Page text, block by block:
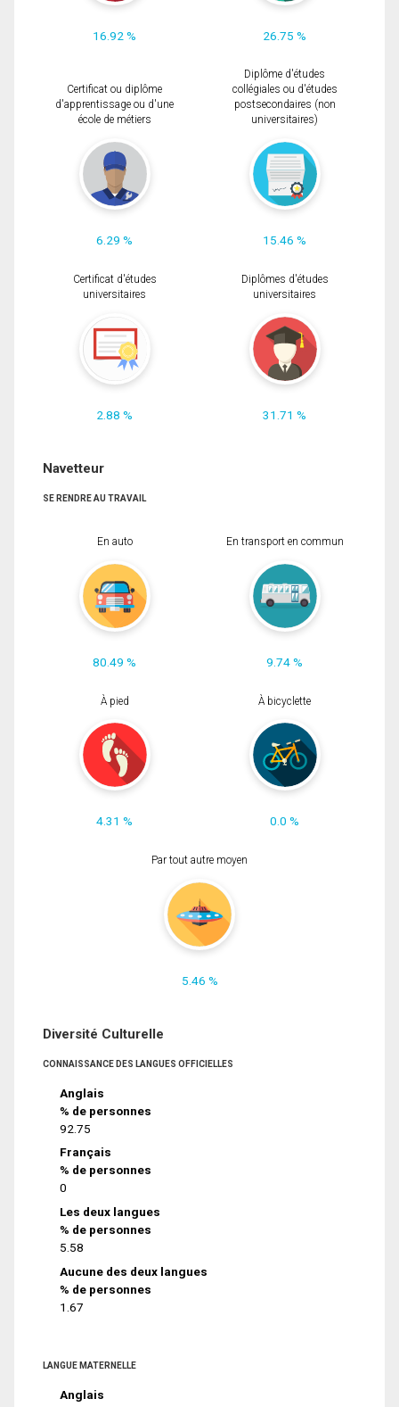
16.92 % 26.75 %
Certificat ou diplôme
d'apprentissage ou d'une
école de métiers
6.29 %
Diplôme d'études
collégiales ou d'études
postsecondaires (non
universitaires)
15.46 %
Certificat d'études
universitaires
2.88 %
Diplômes d'études
universitaires
31.71 %
Navetteur
SE RENDRE AU TRAVAIL
En auto
80.49 %
En transport en commun
9.74 %
À pied
4.31 %
À bicyclette
0.0 %
Par tout autre moyen
5.46 %
Diversité Culturelle
CONNAISSANCE DES LANGUES OFFICIELLES
Anglais
% de personnes
92.75
Français
% de personnes
0
Les deux langues
% de personnes
5.58
Aucune des deux langues
% de personnes
1.67
LANGUE MATERNELLE
Anglais